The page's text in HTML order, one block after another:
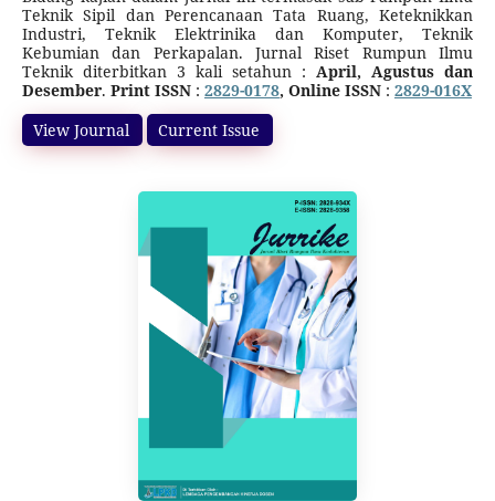
Teknik Sipil dan Perencanaan Tata Ruang, Keteknikkan
Industri, Teknik Elektrinika dan Komputer, Teknik
Kebumian dan Perkapalan. Jurnal Riset Rumpun Ilmu
Teknik diterbitkan 3 kali setahun :April, Agustus dan
Desember. Print ISSN : 2829-0178, Online ISSN : 2829-016X
Jurnal ini terakreditasi SINTA 5 (Surat Keputusan Direktur
Jenderal Pendidikan Tinggi, Riset, dan Teknologi Nomor
10/C/C3/DT.05.00/2025tanggal 21 Maret 2025 tentang
6 Nomor 1 Tahun 2027.
View Journal Current Issue